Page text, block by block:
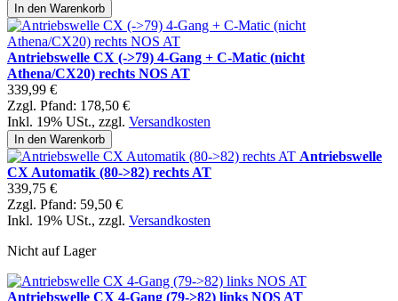
In den Warenkorb
Antriebswelle CX (->79) 4-Gang + C-Matic (nicht
Athena/CX20) rechts NOS AT
339,99 €
Zzgl. Pfand: 178,50 €
Inkl. 19% USt., zzgl. Versandkosten
In den Warenkorb
Antriebswelle
CX Automatik (80->82) rechts AT
339,75 €
Zzgl. Pfand: 59,50 €
Inkl. 19% USt., zzgl. Versandkosten
Nicht auf Lager
Antriebswelle CX 4-Gang (79->82) links NOS AT